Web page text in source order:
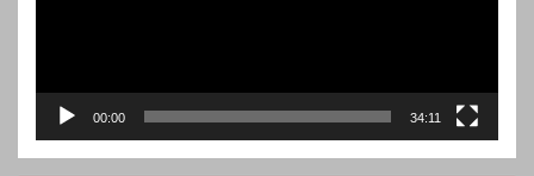
00:00 34:11